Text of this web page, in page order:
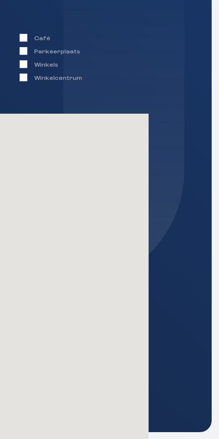
Café
Parkeerplaats
Winkels
Winkelcentrum